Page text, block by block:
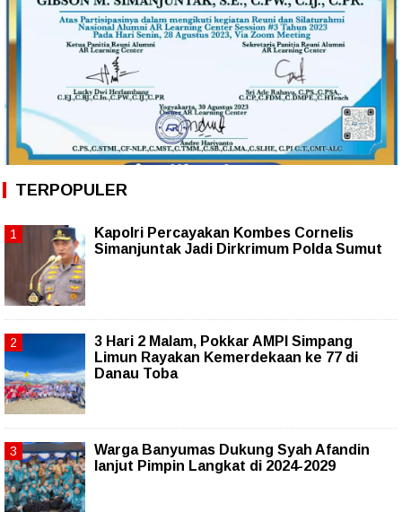
TERPOPULER
Kapolri Percayakan Kombes Cornelis
Simanjuntak Jadi Dirkrimum Polda Sumut
3 Hari 2 Malam, Pokkar AMPI Simpang
Limun Rayakan Kemerdekaan ke 77 di
Danau Toba
Warga Banyumas Dukung Syah Afandin
lanjut Pimpin Langkat di 2024-2029